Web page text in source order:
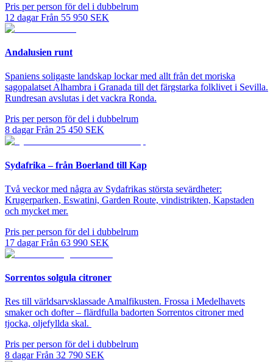
Pris per person för del i dubbelrum
12 dagar Från 55 950 SEK
Andalusien runt
Spaniens soligaste landskap lockar med allt från det moriska
sagopalatset Alhambra i Granada till det färgstarka folklivet i Sevilla.
Rundresan avslutas i det vackra Ronda.
Pris per person för del i dubbelrum
8 dagar Från 25 450 SEK
Sydafrika – från Boerland till Kap
Två veckor med några av Sydafrikas största sevärdheter:
Krugerparken, Eswatini, Garden Route, vindistrikten, Kapstaden
och mycket mer.
Pris per person för del i dubbelrum
17 dagar Från 63 990 SEK
Sorrentos solgula citroner
Res till världsarvsklassade Amalfikusten. Frossa i Medelhavets
smaker och dofter – flärdfulla badorten Sorrentos citroner med
tjocka, oljefyllda skal.
Pris per person för del i dubbelrum
8 dagar Från 32 790 SEK